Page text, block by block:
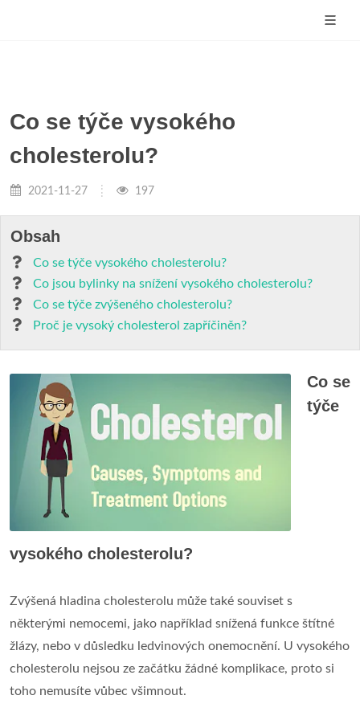
Co se týče vysokého
cholesterolu?
2021-11-27 197
Obsah
Co se týče vysokého cholesterolu?
Co jsou bylinky na snížení vysokého cholesterolu?
Co se týče zvýšeného cholesterolu?
Proč je vysoký cholesterol zapříčiněn?
Co se
týče
vysokého cholesterolu?
Zvýšená hladina cholesterolu může také souviset s
některými nemocemi, jako například snížená funkce štítné
žlázy, nebo v důsledku ledvinových onemocnění. U vysokého
cholesterolu nejsou ze začátku žádné komplikace, proto si
toho nemusíte vůbec všimnout.